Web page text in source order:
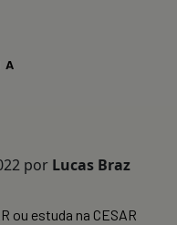
por Lucas Braz
ou estuda na CESAR